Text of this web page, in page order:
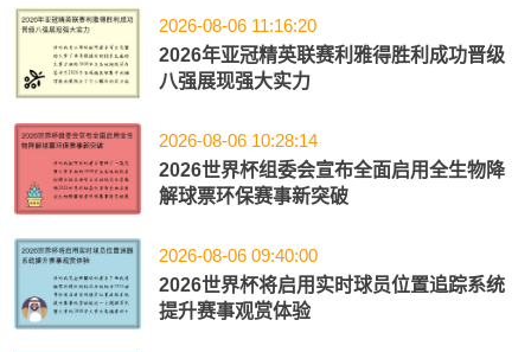
2026-08-06 11:16:20
2026年亚冠精英联赛利雅得胜利成功晋级
八强展现强大实力
2026-08-06 10:28:14
2026世界杯组委会宣布全面启用全生物降
解球票环保赛事新突破
2026-08-06 09:40:00
2026世界杯将启用实时球员位置追踪系统
提升赛事观赏体验